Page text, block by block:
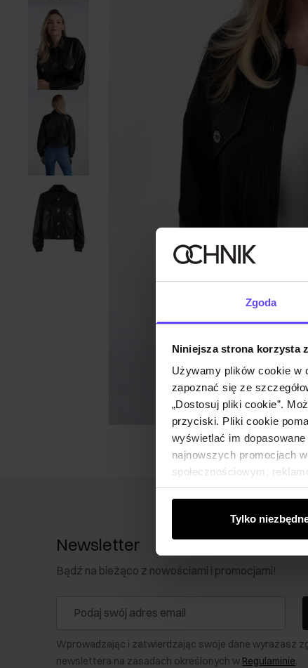
Zgoda
Niniejsza strona korzysta
Używamy plików cookie w
zapoznać się ze
„Dostosuj pliki cookie”.
przyciski. Pliki cookie
wyświetlać im
najnowszych promocjach
społecznościowym,
od Ciebie lub uzyskanymi
Tylko
Newsletter
Bądź na bieżąco z nowościami i promocjami!
Wprowadzając i zatwierdzając swoje dane wyrażasz
newslettera na zasadach określonych w Regulaminie.